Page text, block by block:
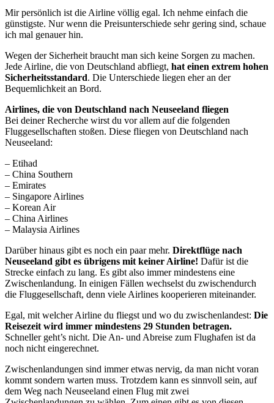
Mir persönlich ist die Airline völlig egal. Ich nehme einfach die
günstigste. Nur wenn die Preisunterschiede sehr gering sind, schaue
ich mal genauer hin.
Wegen der Sicherheit braucht man sich keine Sorgen zu machen.
Jede Airline, die von Deutschland abfliegt, hat einen extrem hohen
Sicherheitsstandard. Die Unterschiede liegen eher an der
Bequemlichkeit an Bord.
Airlines, die von Deutschland nach Neuseeland fliegen
Bei deiner Recherche wirst du vor allem auf die folgenden
Fluggesellschaften stoßen. Diese fliegen von Deutschland nach
Neuseeland:
– Etihad
– China Southern
– Emirates
– Singapore Airlines
– Korean Air
– China Airlines
– Malaysia Airlines
Darüber hinaus gibt es noch ein paar mehr. Direktflüge nach
Neuseeland gibt es übrigens mit keiner Airline! Dafür ist die
Strecke einfach zu lang. Es gibt also immer mindestens eine
Zwischenlandung. In einigen Fällen wechselst du zwischendurch
die Fluggesellschaft, denn viele Airlines kooperieren miteinander.
Egal, mit welcher Airline du fliegst und wo du zwischenlandest: Die
Reisezeit wird immer mindestens 29 Stunden betragen.
Schneller geht’s nicht. Die An- und Abreise zum Flughafen ist da
noch nicht eingerechnet.
Zwischenlandungen sind immer etwas nervig, da man nicht voran
kommt sondern warten muss. Trotzdem kann es sinnvoll sein, auf
dem Weg nach Neuseeland einen Flug mit zwei